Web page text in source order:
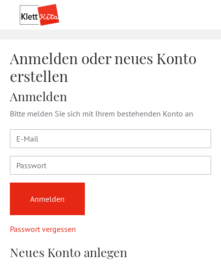
Anmelden oder neues Konto
erstellen
Anmelden
Bitte melden Sie sich mit Ihrem bestehenden Konto an
E-Mail
Passwort
Anmelden
Passwort vergessen
Neues Konto anlegen